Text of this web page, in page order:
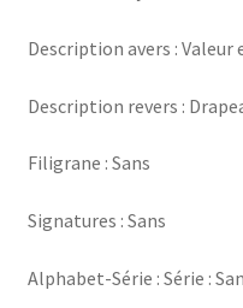
Description avers :
Description revers :
Filigrane : Sans
Signatures : Sans
Alphabet-Série : Série :